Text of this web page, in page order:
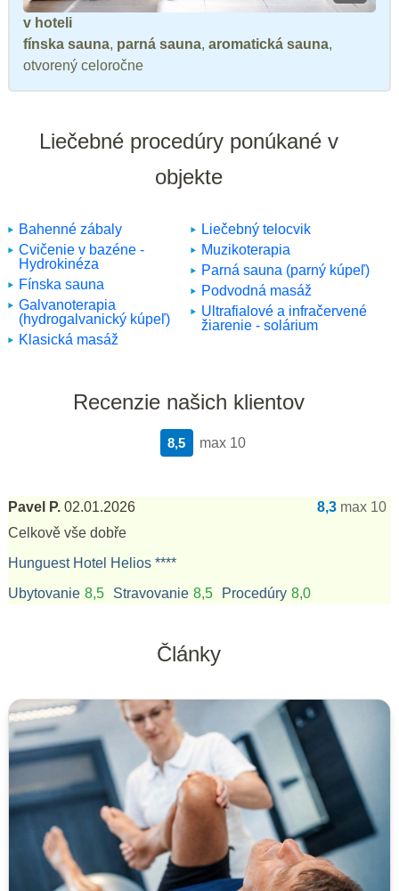
v hoteli
fínska sauna, parná sauna, aromatická sauna,
otvorený celoročne
Liečebné procedúry ponúkané v
objekte
Bahenné zábaly
Cvičenie v bazéne -
Hydrokinéza
Fínska sauna
Galvanoterapia
(hydrogalvanický kúpeľ)
Klasická masáž
Liečebný telocvik
Muzikoterapia
Parná sauna (parný kúpeľ)
Podvodná masáž
Ultrafialové a infračervené
žiarenie - solárium
Recenzie našich klientov
max 10
8,5
Pavel P. 02.01.2026 8,3 max 10
Celkově vše dobře
Hunguest Hotel Helios ****
Ubytovanie 8,5 Stravovanie 8,5 Procedúry 8,0
Články